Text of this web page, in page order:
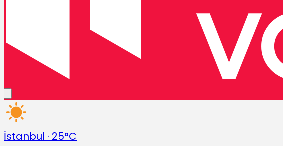
İstanbul · 25°C